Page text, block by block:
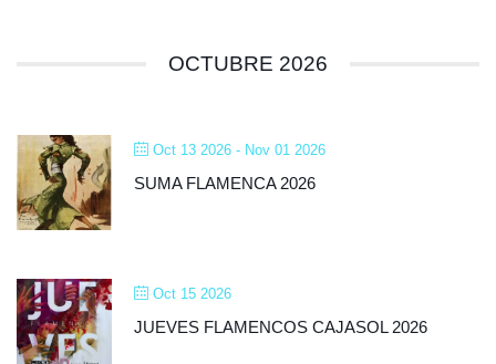
OCTUBRE 2026
Oct 13 2026 - Nov 01 2026
SUMA FLAMENCA 2026
Oct 15 2026
JUEVES FLAMENCOS CAJASOL 2026